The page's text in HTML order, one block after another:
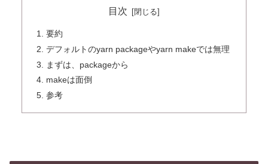
目次
要約
デフォルトのyarn packageやyarn makeでは無理
まずは、packageから
makeは面倒
参考